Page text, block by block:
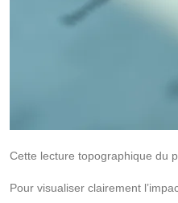
Cette lecture topographique du
Pour visualiser clairement